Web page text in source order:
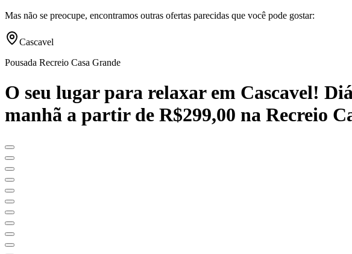
Mas não se preocupe, encontramos outras ofertas parecidas que você pode gostar:
Cascavel
Pousada Recreio Casa Grande
O seu lugar para relaxar em Cascavel!
manhã a partir de R$299,00 na Recreio